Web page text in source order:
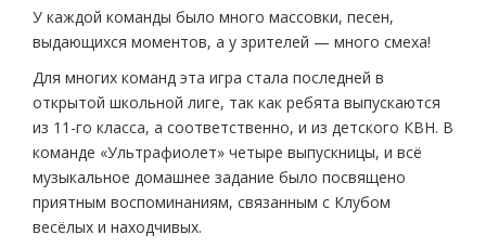
У каждой команды было много массовки, песен,
выдающихся моментов, а у зрителей — много смеха!
Для многих команд эта игра стала последней в
открытой школьной лиге, так как ребята выпускаются
из 11-го класса, а соответственно, и из детского КВН. В
команде «Ультрафиолет» четыре выпускницы, и всё
музыкальное домашнее задание было посвящено
приятным воспоминаниям, связанным с Клубом
весёлых и находчивых.